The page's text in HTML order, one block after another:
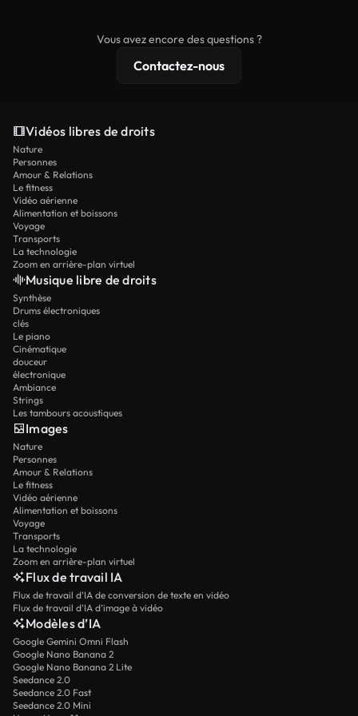
résolution 4K et des protections de licence
Vous avez encore des questions ?
Contactez-nous
Vidéos libres de droits
Nature
Personnes
Amour & Relations
Le fitness
Vidéo aérienne
Alimentation et boissons
Voyage
Transports
La technologie
Zoom en arrière-plan virtuel
Musique libre de droits
Synthèse
Drums électroniques
clés
Le piano
Cinématique
douceur
électronique
Ambiance
Strings
Les tambours acoustiques
Images
Nature
Personnes
Amour & Relations
Le fitness
Vidéo aérienne
Alimentation et boissons
Voyage
Transports
La technologie
Zoom en arrière-plan virtuel
Flux de travail IA
Flux de travail d’IA de conversion de texte en vidéo
Flux de travail d’IA d’image à vidéo
Modèles d’IA
Google Gemini Omni Flash
Google Nano Banana 2
Google Nano Banana 2 Lite
Seedance 2.0
Seedance 2.0 Fast
Seedance 2.0 Mini